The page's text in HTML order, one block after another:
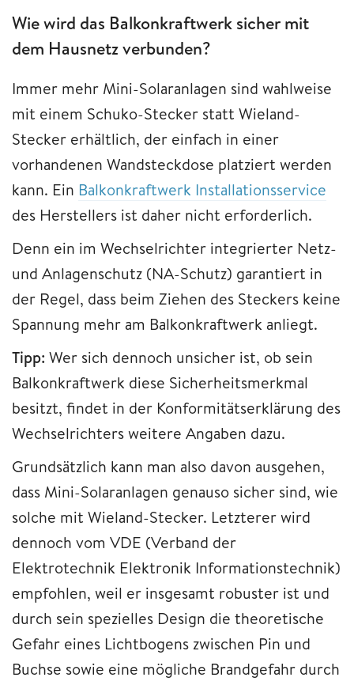
Wie wird das Balkonkraftwerk sicher mit
dem Hausnetz verbunden?
Immer mehr Mini-Solaranlagen sind wahlweise
mit einem Schuko-Stecker statt Wieland-
Stecker erhältlich, der einfach in einer
vorhandenen Wandsteckdose platziert werden
kann. Ein Balkonkraftwerk Installationsservice
des Herstellers ist daher nicht erforderlich.
Denn ein im Wechselrichter integrierter Netz-
und Anlagenschutz (NA-Schutz) garantiert in
der Regel, dass beim Ziehen des Steckers keine
Spannung mehr am Balkonkraftwerk anliegt.
Tipp: Wer sich dennoch unsicher ist, ob sein
Balkonkraftwerk diese Sicherheitsmerkmal
besitzt, findet in der Konformitätserklärung des
Wechselrichters weitere Angaben dazu.
Grundsätzlich kann man also davon ausgehen,
dass Mini-Solaranlagen genauso sicher sind, wie
solche mit Wieland-Stecker. Letzterer wird
dennoch vom VDE (Verband der
Elektrotechnik Elektronik Informationstechnik)
empfohlen, weil er insgesamt robuster ist und
durch sein spezielles Design die theoretische
Gefahr eines Lichtbogens zwischen Pin und
Buchse sowie eine mögliche Brandgefahr durch